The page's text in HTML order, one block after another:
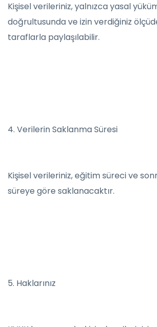
Kişisel verileriniz, yalnızca yasal
doğrultusunda ve izin verdiğiniz
taraflarla paylaşılabilir.
4. Verilerin Saklanma Süresi
Kişisel verileriniz, eğitim süreci ve
süreye göre saklanacaktır.
5. Haklarınız